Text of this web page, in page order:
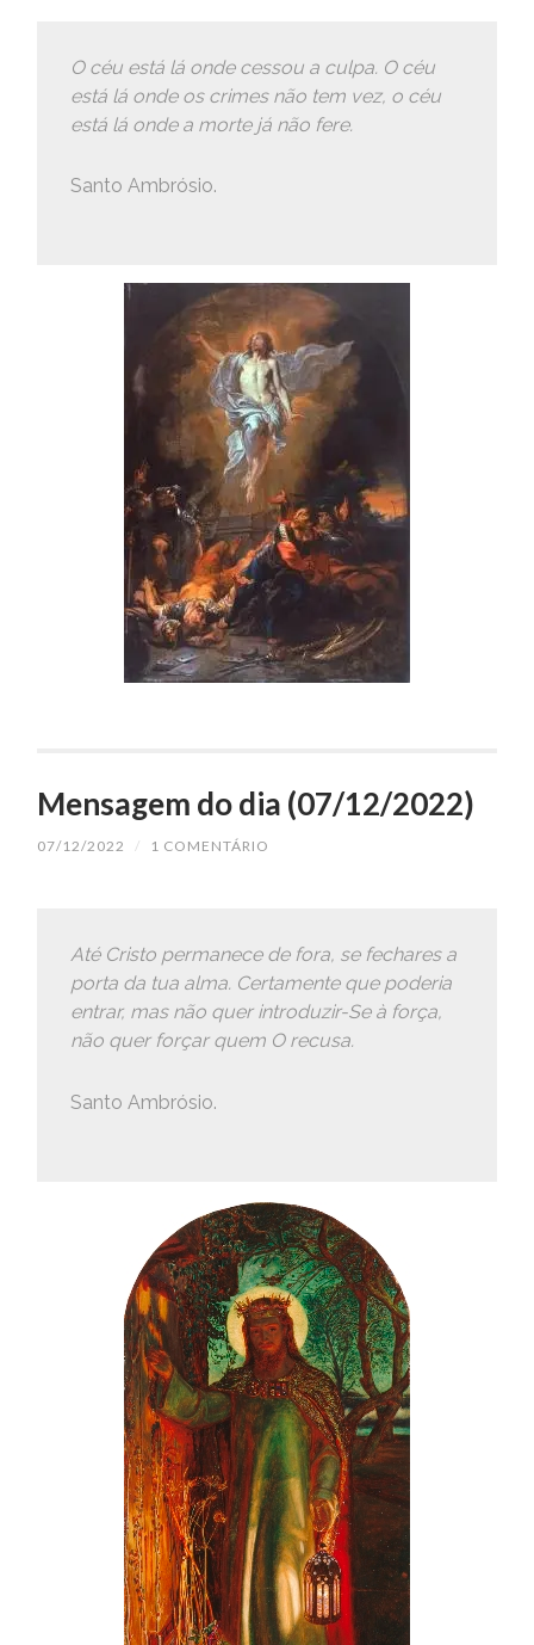
O céu está lá onde cessou a culpa. O céu
está lá onde os crimes não tem vez, o céu
está lá onde a morte já não fere.
Santo Ambrósio.
Mensagem do dia (07/12/2022)
07/12/2022 / 1 COMENTÁRIO
Até Cristo permanece de fora, se fechares a
porta da tua alma. Certamente que poderia
entrar, mas não quer introduzir-Se à força,
não quer forçar quem O recusa.
Santo Ambrósio.